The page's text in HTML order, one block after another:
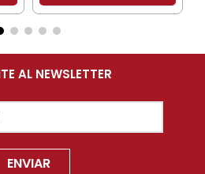
AL NEWSLETTER
ENVIAR